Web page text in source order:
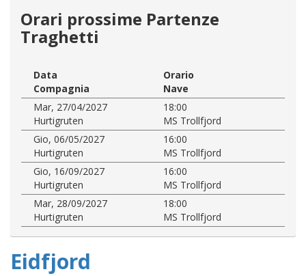
Orari prossime Partenze
Traghetti
Data
Orario
Compagnia
Nave
Mar, 27/04/2027
18:00
Hurtigruten
MS Trollfjord
Gio, 06/05/2027
16:00
Hurtigruten
MS Trollfjord
Gio, 16/09/2027
16:00
Hurtigruten
MS Trollfjord
Mar, 28/09/2027
18:00
Hurtigruten
MS Trollfjord
Eidfjord